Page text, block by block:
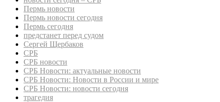
Пермь новости
Пермь новости сегодня
Пермь сегодня
предстанет перед судом
Сергей Щербаков
СРБ
СРБ новости
СРБ Новости: актуальные новости
СРБ Новости: Новости в России и мире
СРБ Новости: новости сегодня
трагедия